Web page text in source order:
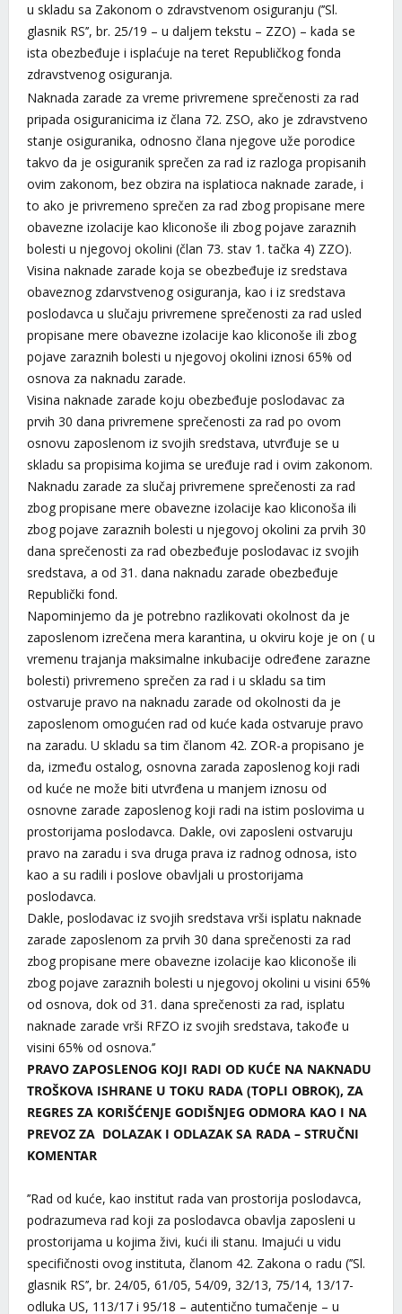
u skladu sa Zakonom o zdravstvenom osiguranju (’’Sl.
glasnik RS’’, br. 25/19 – u daljem tekstu – ZZO) – kada se
ista obezbeđuje i isplaćuje na teret Republičkog fonda
zdravstvenog osiguranja.
Naknada zarade za vreme privremene sprečenosti za rad
pripada osiguranicima iz člana 72. ZSO, ako je zdravstveno
stanje osiguranika, odnosno člana njegove uže porodice
takvo da je osiguranik sprečen za rad iz razloga propisanih
ovim zakonom, bez obzira na isplatioca naknade zarade, i
to ako je privremeno sprečen za rad zbog propisane mere
obavezne izolacije kao kliconoše ili zbog pojave zaraznih
bolesti u njegovoj okolini (član 73. stav 1. tačka 4) ZZO).
Visina naknade zarade koja se obezbeđuje iz sredstava
obaveznog zdarvstvenog osiguranja, kao i iz sredstava
poslodavca u slučaju privremene sprečenosti za rad usled
propisane mere obavezne izolacije kao kliconoše ili zbog
pojave zaraznih bolesti u njegovoj okolini iznosi 65% od
osnova za naknadu zarade.
Visina naknade zarade koju obezbeđuje poslodavac za
prvih 30 dana privremene sprečenosti za rad po ovom
osnovu zaposlenom iz svojih sredstava, utvrđuje se u
skladu sa propisima kojima se uređuje rad i ovim zakonom.
Naknadu zarade za slučaj privremene sprečenosti za rad
zbog propisane mere obavezne izolacije kao kliconoša ili
zbog pojave zaraznih bolesti u njegovoj okolini za prvih 30
dana sprečenosti za rad obezbeđuje poslodavac iz svojih
sredstava, a od 31. dana naknadu zarade obezbeđuje
Republički fond.
Napominjemo da je potrebno razlikovati okolnost da je
zaposlenom izrečena mera karantina, u okviru koje je on ( u
vremenu trajanja maksimalne inkubacije određene zarazne
bolesti) privremeno sprečen za rad i u skladu sa tim
ostvaruje pravo na naknadu zarade od okolnosti da je
zaposlenom omogućen rad od kuće kada ostvaruje pravo
na zaradu. U skladu sa tim članom 42. ZOR-a propisano je
da, između ostalog, osnovna zarada zaposlenog koji radi
od kuće ne može biti utvrđena u manjem iznosu od
osnovne zarade zaposlenog koji radi na istim poslovima u
prostorijama poslodavca. Dakle, ovi zaposleni ostvaruju
pravo na zaradu i sva druga prava iz radnog odnosa, isto
kao a su radili i poslove obavljali u prostorijama
poslodavca.
Dakle, poslodavac iz svojih sredstava vrši isplatu naknade
zarade zaposlenom za prvih 30 dana sprečenosti za rad
zbog propisane mere obavezne izolacije kao kliconoše ili
zbog pojave zaraznih bolesti u njegovoj okolini u visini 65%
od osnova, dok od 31. dana sprečenosti za rad, isplatu
naknade zarade vrši RFZO iz svojih sredstava, takođe u
visini 65% od osnova.’’
PRAVO ZAPOSLENOG KOJI RADI OD KUĆE NA NAKNADU
TROŠKOVA ISHRANE U TOKU RADA (TOPLI OBROK), ZA
REGRES ZA KORIŠĆENJE GODIŠNJEG ODMORA KAO I NA
PREVOZ ZA DOLAZAK I ODLAZAK SA RADA – STRUČNI
KOMENTAR
’’Rad od kuće, kao institut rada van prostorija poslodavca,
podrazumeva rad koji za poslodavca obavlja zaposleni u
prostorijama u kojima živi, kući ili stanu. Imajući u vidu
specifičnosti ovog instituta, članom 42. Zakona o radu (’’Sl.
glasnik RS’’, br. 24/05, 61/05, 54/09, 32/13, 75/14, 13/17-
odluka US, 113/17 i 95/18 – autentično tumačenje – u